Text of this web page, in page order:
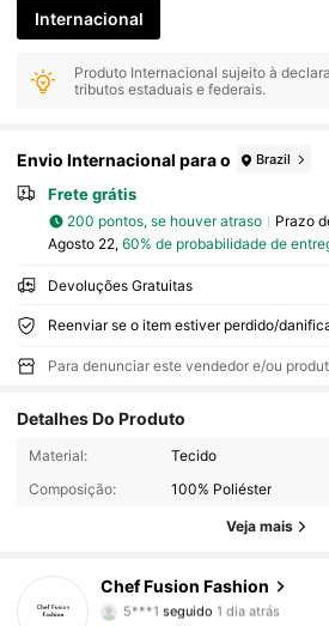
Internacional
Produto Internacional sujeito à
tributos estaduais e federais.
Envio Internacional para o Brazil
Frete grátis
200 pontos, se houver atraso Prazo
Agosto 22, 60% de probabilidade de
Devoluções Gratuitas
Para denunciar este vendedor e/ou
Detalhes Do Produto
Material:
Tecido
Composição:
100% Poliéster
Veja mais
Chef Fusion Fashion
70 Seguidores
5***1seguido1 dia atrás
4,60
70 Seguidores